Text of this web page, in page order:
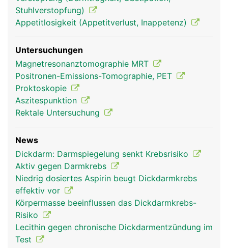
Stuhlverstopfung)
Appetitlosigkeit (Appetitverlust, Inappetenz)
Untersuchungen
Magnetresonanztomographie MRT
Positronen-Emissions-Tomographie, PET
Proktoskopie
Aszitespunktion
Rektale Untersuchung
News
Dickdarm: Darmspiegelung senkt Krebsrisiko
Aktiv gegen Darmkrebs
Niedrig dosiertes Aspirin beugt Dickdarmkrebs
effektiv vor
Körpermasse beeinflussen das Dickdarmkrebs-
Risiko
Lecithin gegen chronische Dickdarmentzündung im
Test